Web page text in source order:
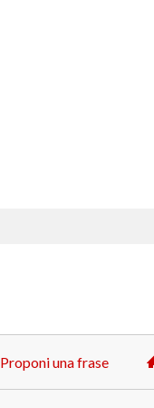
Proponi una frase